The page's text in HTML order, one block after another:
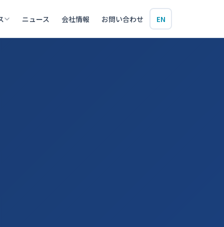
ニュース 会社情報 お問い合わせ EN